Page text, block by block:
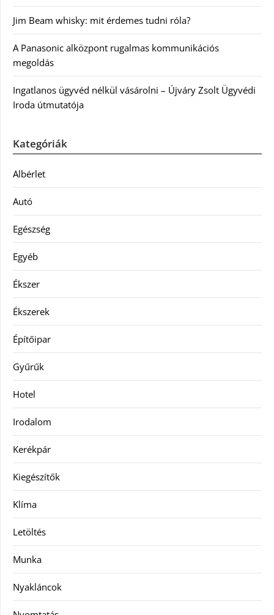
Jim Beam whisky: mit érdemes tudni róla?
A Panasonic alközpont rugalmas kommunikációs
megoldás
Ingatlanos ügyvéd nélkül vásárolni – Újváry Zsolt Ügyvédi
Iroda útmutatója
Kategóriák
Albérlet
Autó
Egészség
Egyéb
Ékszer
Ékszerek
Építőipar
Gyűrűk
Hotel
Irodalom
Kerékpár
Kiegészítők
Klíma
Letöltés
Munka
Nyakláncok